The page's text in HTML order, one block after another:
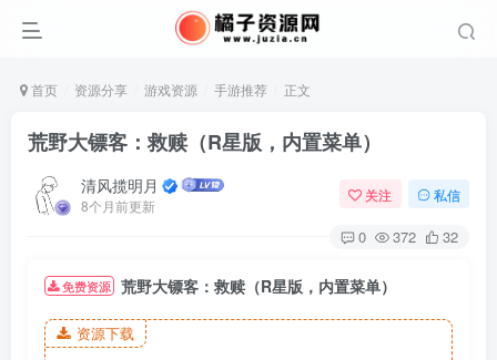
首页 资源分享 游戏资源 手游推荐 正文
荒野大镖客：救赎（R星版，内置菜单）
清风揽明月
8个月前更新
关注 私信
0 372 32
免费资源 荒野大镖客：救赎（R星版，内置菜单）
资源下载